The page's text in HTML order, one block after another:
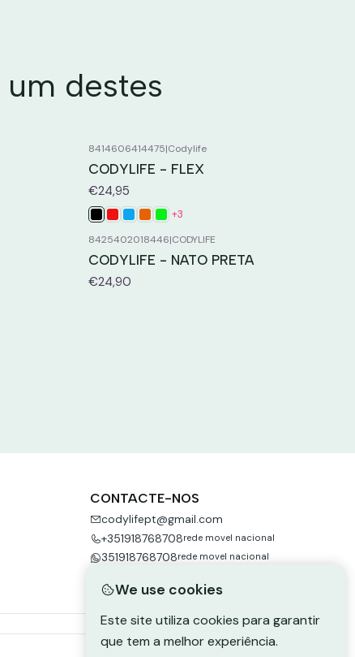
destes
8414606414475|Codylife
CODYLIFE - FLEX
€24,95
+3
8425402018446|CODYLIFE
CODYLIFE - NATO PRETA
€24,90
CONTACTE-NOS
codylifept@gmail.com
+351918768708rede movel nacional
351918768708rede movel nacional
We use cookies
Este site utiliza cookies para garantir
que tem a melhor experiência.